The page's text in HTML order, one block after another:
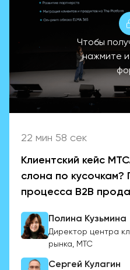
Чтобы
нажмите
22 мин 58 сек
Клиентский кейс
слона по
процесса B2B
Полина Кузьмина
Директор центра
рынка, МТС
Сергей Кулагин